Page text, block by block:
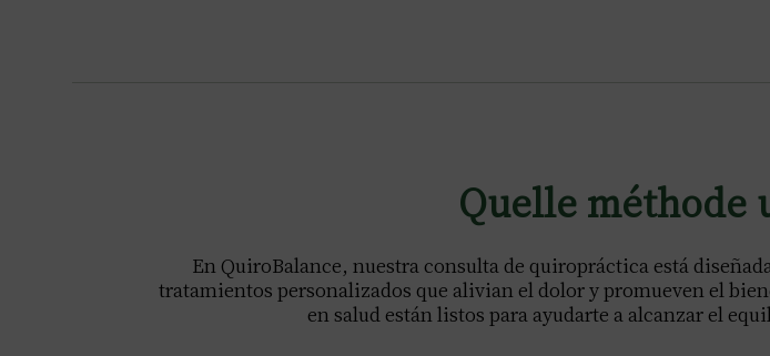
Quelle méthode
En QuiroBalance, nuestra consulta de quiropráctica está
tratamientos personalizados que alivian el dolor y promueven el
en salud están listos para ayudarte a alcanzar el